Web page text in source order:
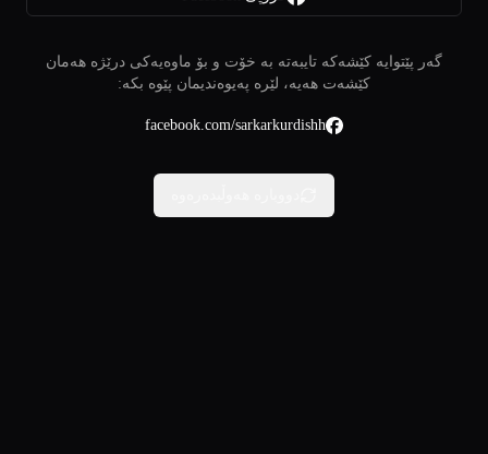
گەر پێتوایە کێشەکە تایبەتە بە خۆت و بۆ ماوەیەکی درێژە هەمان
کێشەت هەیە، لێرە پەیوەندیمان پێوە بکە:
facebook.com/sarkarkurdishh